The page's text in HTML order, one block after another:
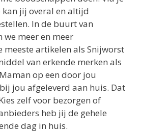
jij overal en altijd
In de buurt van
meer en meer
meeste artikelen als Snijworst
van erkende merken als
op een door jou
jou afgeleverd aan huis. Dat
zelf voor bezorgen of
heb jij de gehele
dag in huis.